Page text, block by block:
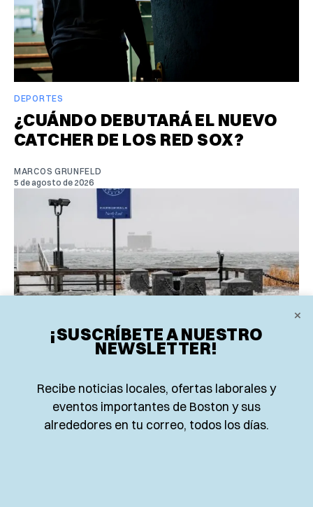
DEPORTES
¿CUÁNDO DEBUTARÁ EL NUEVO
CATCHER DE LOS RED SOX?
MARCOS GRUNFELD
5 de agosto de 2026
LOCALES
BOSTON CHILDREN'S MUSEUM
COMIENZA SU PLAN CONTRA
×
¡SUSCRÍBETE A NUESTRO
NEWSLETTER!
Recibe noticias locales, ofertas laborales y
eventos importantes de Boston y sus
alrededores en tu correo, todos los días.